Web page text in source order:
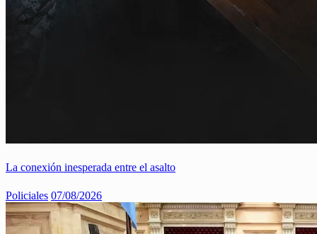
La conexión inesperada entre el asalto
Policiales 07/08/2026